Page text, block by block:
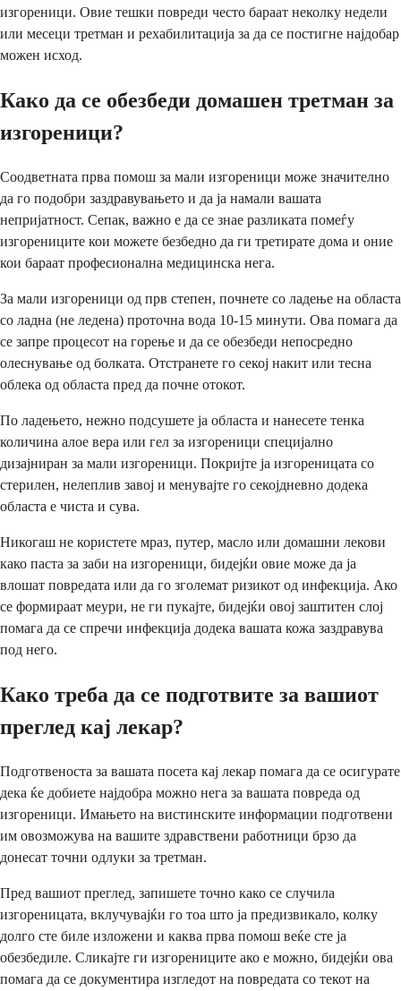
изгореници. Овие тешки повреди често бараат неколку недели
или месеци третман и рехабилитација за да се постигне најдобар
можен исход.
Како да се обезбеди домашен третман за
изгореници?
Соодветната прва помош за мали изгореници може значително
да го подобри заздравувањето и да ја намали вашата
непријатност. Сепак, важно е да се знае разликата помеѓу
изгорениците кои можете безбедно да ги третирате дома и оние
кои бараат професионална медицинска нега.
За мали изгореници од прв степен, почнете со ладење на областа
со ладна (не ледена) проточна вода 10-15 минути. Ова помага да
се запре процесот на горење и да се обезбеди непосредно
олеснување од болката. Отстранете го секој накит или тесна
облека од областа пред да почне отокот.
По ладењето, нежно подсушете ја областа и нанесете тенка
количина алое вера или гел за изгореници специјално
дизајниран за мали изгореници. Покријте ја изгореницата со
стерилен, нелеплив завој и менувајте го секојдневно додека
областа е чиста и сува.
Никогаш не користете мраз, путер, масло или домашни лекови
како паста за заби на изгореници, бидејќи овие може да ја
влошат повредата или да го зголемат ризикот од инфекција. Ако
се формираат меури, не ги пукајте, бидејќи овој заштитен слој
помага да се спречи инфекција додека вашата кожа заздравува
под него.
Како треба да се подготвите за вашиот
преглед кај лекар?
Подготвеноста за вашата посета кај лекар помага да се осигурате
дека ќе добиете најдобра можно нега за вашата повреда од
изгореници. Имањето на вистинските информации подготвени
им овозможува на вашите здравствени работници брзо да
донесат точни одлуки за третман.
Пред вашиот преглед, запишете точно како се случила
изгореницата, вклучувајќи го тоа што ја предизвикало, колку
долго сте биле изложени и каква прва помош веќе сте ја
обезбедиле. Сликајте ги изгорениците ако е можно, бидејќи ова
помага да се документира изгледот на повредата со текот на